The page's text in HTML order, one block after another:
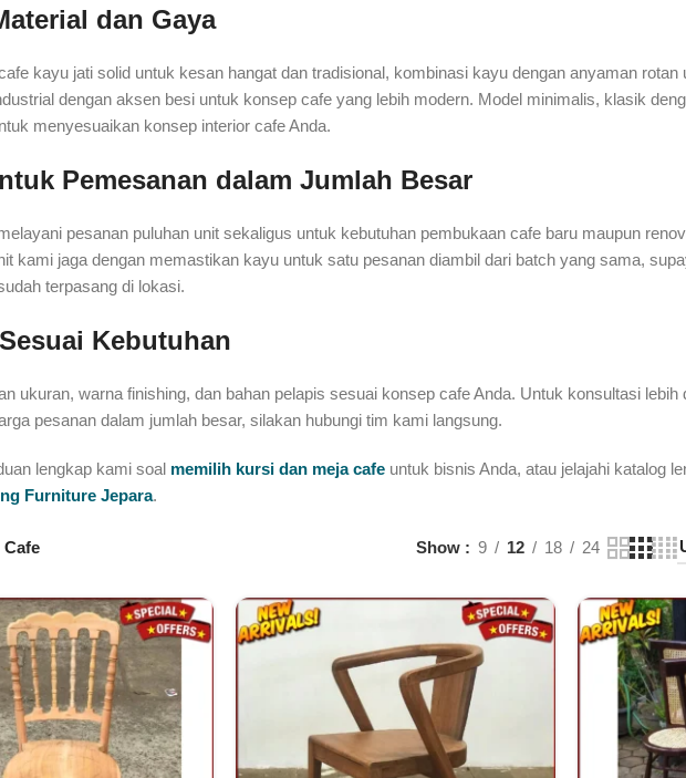
dan Gaya
kayu jati solid untuk kesan hangat dan tradisional, kombinasi kayu dengan anyaman rotan
dengan aksen besi untuk konsep cafe yang lebih modern. Model minimalis, klasik
menyesuaikan konsep interior cafe Anda.
Pemesanan dalam Jumlah Besar
pesanan puluhan unit sekaligus untuk kebutuhan pembukaan cafe baru maupun
kami jaga dengan memastikan kayu untuk satu pesanan diambil dari batch yang sama,
terpasang di lokasi.
Kebutuhan
ukuran, warna finishing, dan bahan pelapis sesuai konsep cafe Anda. Untuk konsultasi lebih
pesanan dalam jumlah besar, silakan hubungi tim kami langsung.
lengkap kami soal memilih kursi dan meja cafeuntuk bisnis Anda, atau jelajahi katalog
Furniture Jepara.
Show 9 12 18 24